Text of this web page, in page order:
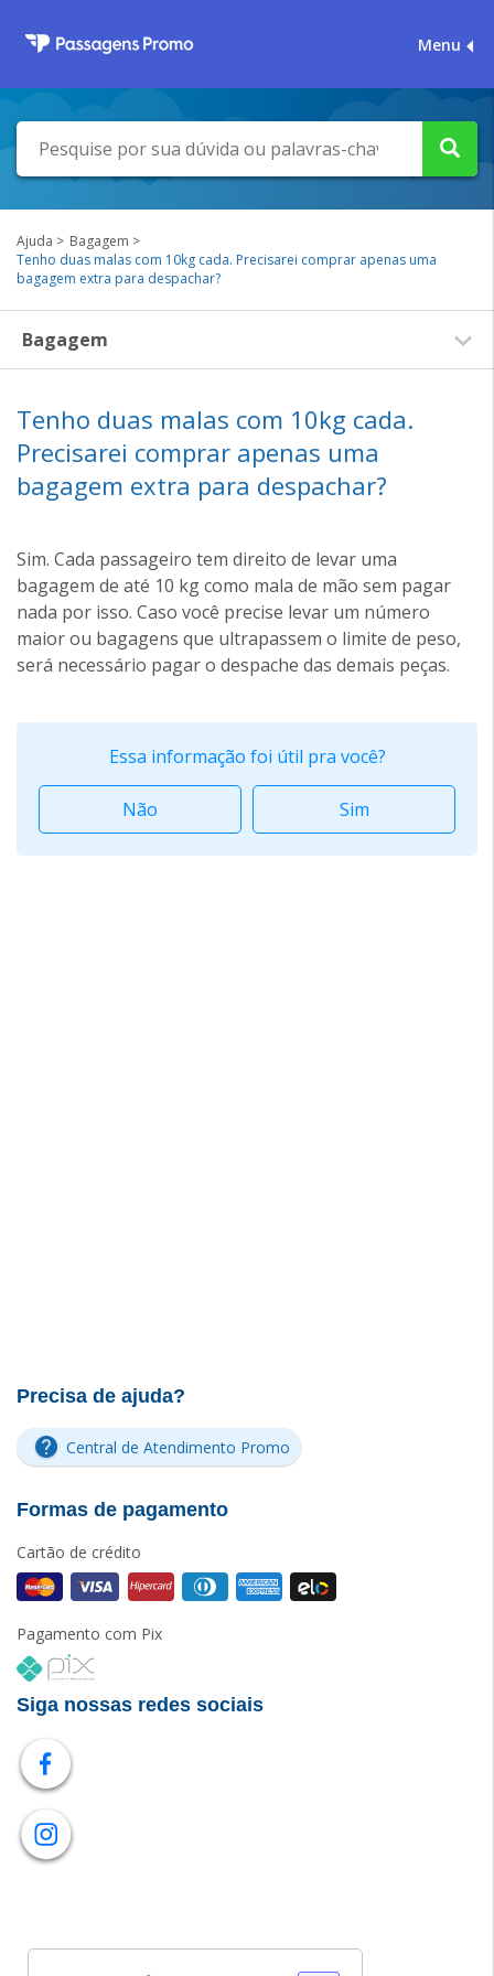
Menu
Ajuda
Bagagem
Tenho duas malas com 10kg cada. Precisarei comprar apenas uma
bagagem extra para despachar?
Bagagem
Tenho duas malas com 10kg cada.
Precisarei comprar apenas uma
bagagem extra para despachar?
Sim. Cada passageiro tem direito de levar uma
bagagem de até 10 kg como mala de mão sem pagar
nada por isso. Caso você precise levar um número
maior ou bagagens que ultrapassem o limite de peso,
será necessário pagar o despache das demais peças.
Essa informação foi útil pra você?
Não Sim
Precisa de ajuda?
Central de Atendimento Promo
Formas de pagamento
Cartão de crédito
Pagamento com Pix
Siga nossas redes sociais